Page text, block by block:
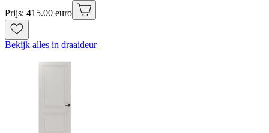
Prijs: 415.00 euro
Bekijk alles in draaideur